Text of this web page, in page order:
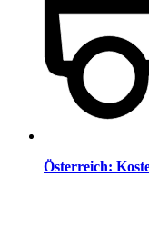
Österreich: